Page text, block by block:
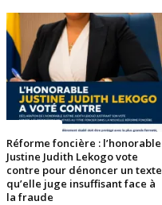
Réforme foncière : l’honorable
Justine Judith Lekogo vote
contre pour dénoncer un texte
qu’elle juge insuffisant face à
la fraude